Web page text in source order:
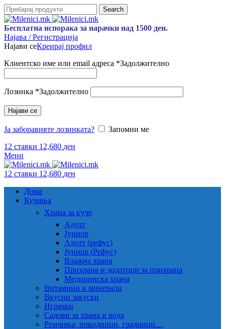
Search
Бесплатна испорака за нарачки над 1500 ден.
Најава / Регистрација
Најави сеКреирај профил
Клиентско име или email адреса *Задолжително
Лозинка *Задолжително
Најави се
Ја заборавивте лозинката?
Запомни ме
12 ставки 12,680 ден
Мени
12 ставки 12,680 ден
Дома
Кучиња
Храна за куче
Адулт
Јуниор
Адулт (рефус)
Јуниор (Рефус)
Влажна храна
Прихрана и додатоци за прихрана
Медицинска храна
Витамини и минерали
Вкусни закуски
Играчки
Садови за храна и вода
Ремчиња, поводници, градници…